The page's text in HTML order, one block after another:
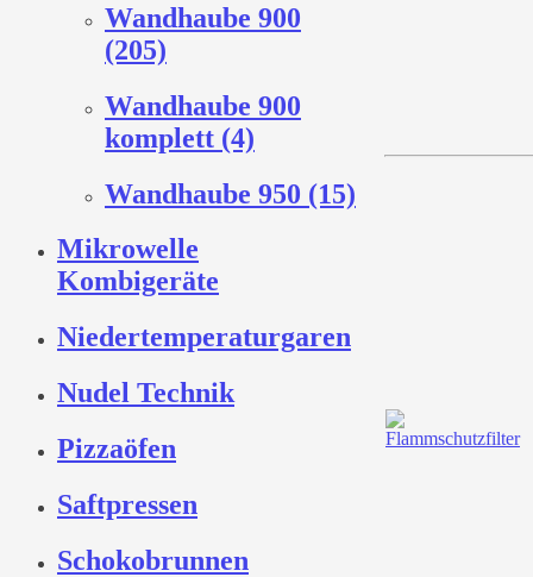
Wandhaube 900
(205)
Wandhaube 900
komplett (4)
Wandhaube 950 (15)
Mikrowelle
Kombigeräte
Niedertemperaturgaren
Nudel Technik
Pizzaöfen
Saftpressen
Schokobrunnen